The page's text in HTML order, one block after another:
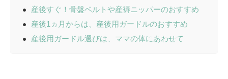
産後すぐ！骨盤ベルトや産褥ニッパーのおすすめ
産後1ヵ月からは、産後用ガードルのおすすめ
産後用ガードル選びは、ママの体にあわせて